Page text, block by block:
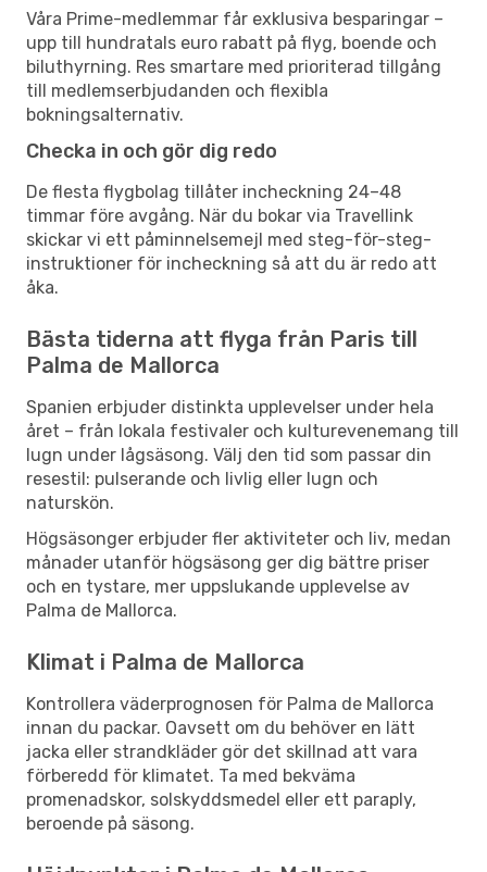
Våra Prime-medlemmar får exklusiva besparingar –
upp till hundratals euro rabatt på flyg, boende och
biluthyrning. Res smartare med prioriterad tillgång
till medlemserbjudanden och flexibla
bokningsalternativ.
Checka in och gör dig redo
De flesta flygbolag tillåter incheckning 24–48
timmar före avgång. När du bokar via Travellink
skickar vi ett påminnelsemejl med steg-för-steg-
instruktioner för incheckning så att du är redo att
åka.
Bästa tiderna att flyga från Paris till
Palma de Mallorca
Spanien erbjuder distinkta upplevelser under hela
året – från lokala festivaler och kulturevenemang till
lugn under lågsäsong. Välj den tid som passar din
resestil: pulserande och livlig eller lugn och
naturskön.
Högsäsonger erbjuder fler aktiviteter och liv, medan
månader utanför högsäsong ger dig bättre priser
och en tystare, mer uppslukande upplevelse av
Palma de Mallorca.
Klimat i Palma de Mallorca
Kontrollera väderprognosen för Palma de Mallorca
innan du packar. Oavsett om du behöver en lätt
jacka eller strandkläder gör det skillnad att vara
förberedd för klimatet. Ta med bekväma
promenadskor, solskyddsmedel eller ett paraply,
beroende på säsong.